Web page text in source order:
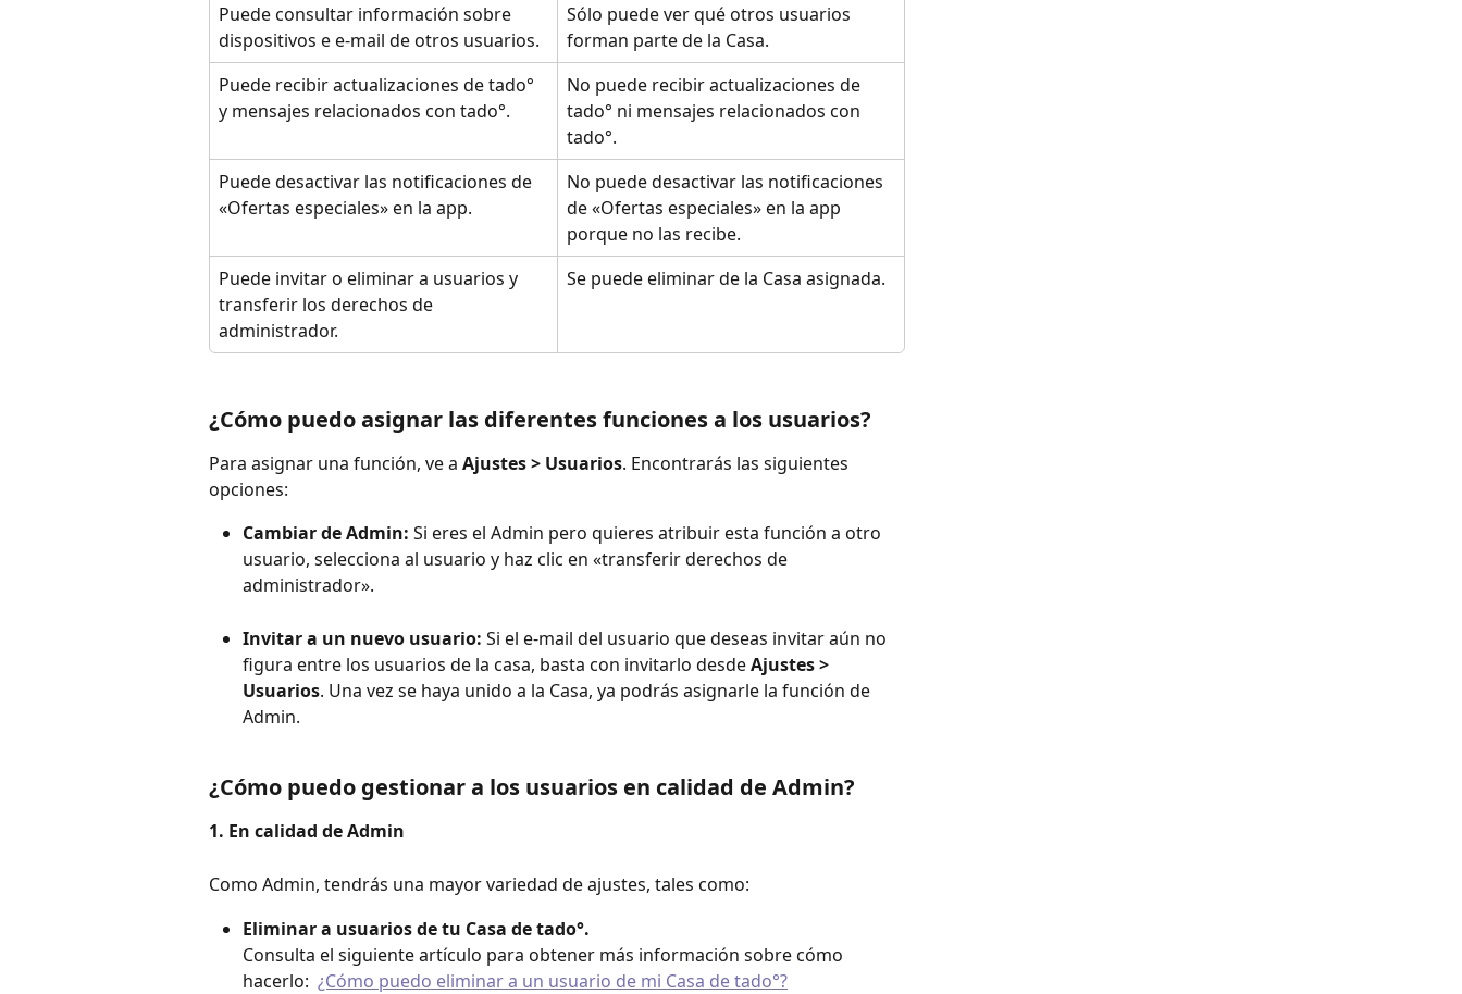
Puede consultar información sobre
dispositivos e e-mail de otros usuarios.
Sólo puede ver qué otros usuarios
forman parte de la Casa.
Puede recibir actualizaciones de tado°
y mensajes relacionados con tado°.
No puede recibir actualizaciones de
tado° ni mensajes relacionados con
tado°.
Puede desactivar las notificaciones de
«Ofertas especiales» en la app.
No puede desactivar las notificaciones
de «Ofertas especiales» en la app
porque no las recibe.
Puede invitar o eliminar a usuarios y
transferir los derechos de
administrador.
Se puede eliminar de la Casa asignada.
¿Cómo puedo asignar las diferentes funciones a los usuarios?
Para asignar una función, ve a Ajustes > Usuarios. Encontrarás las siguientes
opciones:
Cambiar de Admin: Si eres el Admin pero quieres atribuir esta función a otro
usuario, selecciona al usuario y haz clic en «transferir derechos de
administrador».
Invitar a un nuevo usuario: Si el e-mail del usuario que deseas invitar aún no
figura entre los usuarios de la casa, basta con invitarlo desde Ajustes >
Usuarios. Una vez se haya unido a la Casa, ya podrás asignarle la función de
Admin.
¿Cómo puedo gestionar a los usuarios en calidad de Admin?
1. En calidad de Admin
Como Admin, tendrás una mayor variedad de ajustes, tales como:
Eliminar a usuarios de tu Casa de tado°.
Consulta el siguiente artículo para obtener más información sobre cómo
hacerlo: ¿Cómo puedo eliminar a un usuario de mi Casa de tado°?